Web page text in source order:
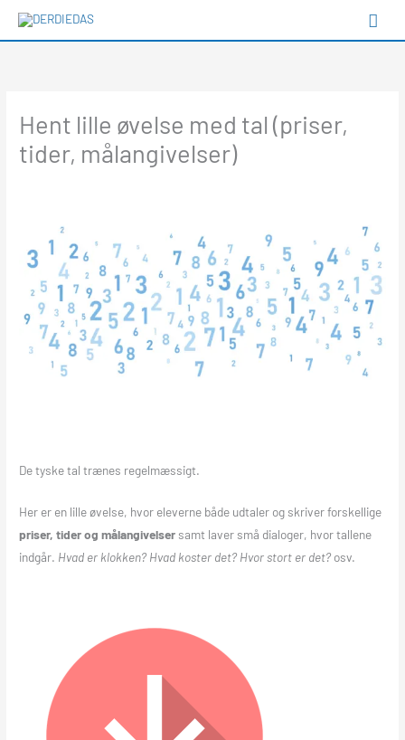
Hent lille øvelse med tal (priser,
tider, målangivelser)
De tyske tal trænes regelmæssigt.
Her er en lille øvelse, hvor eleverne både udtaler og skriver forskellige
priser, tider og målangivelser samt laver små dialoger, hvor tallene
indgår. Hvad er klokken? Hvad koster det? Hvor stort er det? osv.
Type your email…